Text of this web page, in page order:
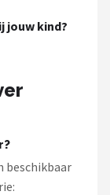
jouw kind?
beschikbaar